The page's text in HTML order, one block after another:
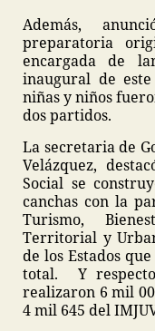
Además,
preparatoria
encargada de
inaugural de
niñas y niños
dos partidos.
La secretaria de
Velázquez,
Social se
canchas con la
Turismo,
Territorial y
de los Estados
total. Y
realizaron 6 mil
4 mil 645 del